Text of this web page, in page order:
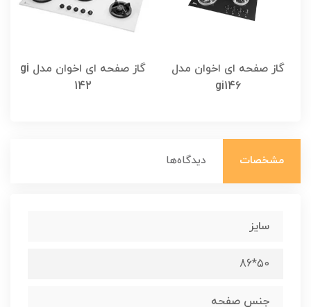
گاز صفحه ای اخوان مدل
gi146
گاز صفحه ای اخوان مدل gi
142
مشخصات دیدگاه‌ها
سایز
50*86
جنس صفحه